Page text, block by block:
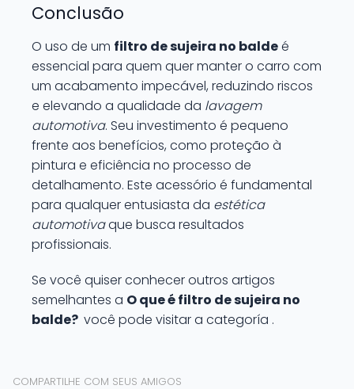
Conclusão
O uso de um filtro de sujeira no baldeé
essencial para quem quer manter o carro com
um acabamento impecável, reduzindo riscos
e elevando a qualidade da lavagem
automotiva. Seu investimento é pequeno
frente aos benefícios, como proteção à
pintura e eficiência no processo de
detalhamento. Este acessório é fundamental
para qualquer entusiasta da estética
automotivaque busca resultados
profissionais.
Se você quiser conhecer outros artigos
semelhantes a O que é filtro de sujeira no
balde? você pode visitar a categoría .
COMPARTILHE COM SEUS AMIGOS